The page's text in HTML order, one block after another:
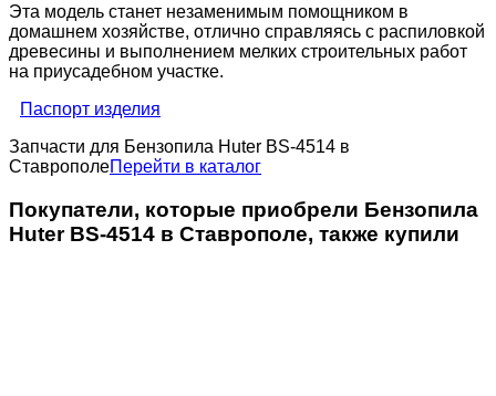
Эта модель станет незаменимым помощником в
домашнем хозяйстве, отлично справляясь с распиловкой
древесины и выполнением мелких строительных работ
на приусадебном участке.
Паспорт изделия
Запчасти для Бензопила Huter BS-4514 в
СтаврополеПерейти в каталог
Покупатели, которые приобрели Бензопила
Huter BS-4514 в Ставрополе, также купили